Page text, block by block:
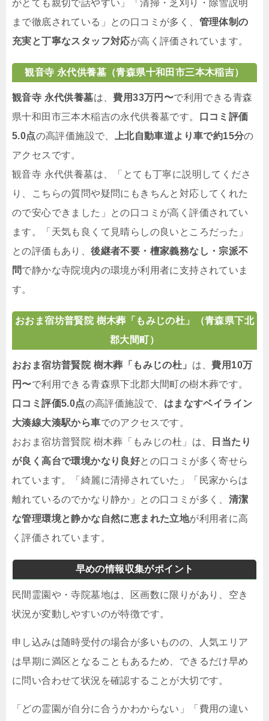
がとても親切で話やすい」「清掃・芝刈り・除雪説明
まで徹底されている」との口コミが多く、 管理体制の
充実と丁寧なスタッフ対応が高く評価されています。
観音寺 永代供養墓（青森県十和田市三本木稲吉）
観音寺 永代供養墓は、費用33万円〜で利用できる青森
県十和田市三本木稲吉の永代供養墓です。
口コミ評価
5.0点の高評価施設で、 上北自動車道より車で約15分の
アクセスです。
観音寺 永代供養墓は、「とても丁寧に説明してくださ
り、こちらの質問や疑問にもきちんと対応してくれた
ので安心できました」との口コミが高く評価されてい
ます。「天気も良くて見晴らしの良いところだった」
との評価もあり、後継者不要・檀家義務なし・宗派不
問で静かな寺院境内の環境が利用者に支持されていま
す。
おおま宿坊普賢院 樹木葬「もみじの杜」（青森県下北
郡大間町）
おおま宿坊普賢院 樹木葬「もみじの杜」 は、費用10万
円〜で利用できる青森県下北郡大間町の樹木葬です。
口コミ評価5.0点の高評価施設で、 はまなすベイライン
大湊線大湊駅から車でのアクセスです。
おおま宿坊普賢院 樹木葬「もみじの杜」は、
日当たり
が良く高台で環境かなり良好との口コミが多く寄せら
れています。「綺麗に清掃されていた」「民家からは
離れているのでかなり静か」との口コミが多く、 清潔
な管理環境と静かな自然に恵まれた立地が利用者に高
く評価されています。
早めの情報収集がポイント
民間霊園や・寺院墓地は、区画数に限りがあり、空き
状況が変動しやすいのが特徴です。
申し込みは随時受付の場合が多いものの、人気エリア
は早期に満区となることもあるため、できるだけ早め
に問い合わせて状況を確認することが大切です。
「どの霊園が自分に合うかわからない」「費用の違い